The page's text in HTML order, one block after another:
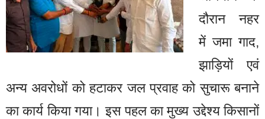
दौरान नहर
में जमा गाद,
झाड़ियों एवं
अन्य अवरोधों को हटाकर जल प्रवाह को सुचारू बनाने
का कार्य किया गया। इस पहल का मुख्य उद्देश्य किसानों